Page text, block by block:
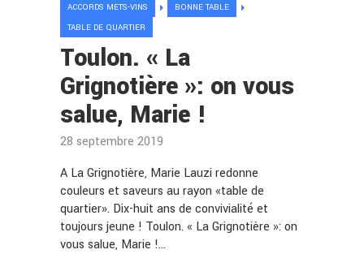
ACCORDS METS-VINS
BONNE TABLE
TABLE DE QUARTIER
Toulon. « La
Grignotière »: on vous
salue, Marie !
28 septembre 2019
A La Grignotière, Marie Lauzi redonne
couleurs et saveurs au rayon «table de
quartier». Dix-huit ans de convivialité et
toujours jeune ! Toulon. « La Grignotière »: on
vous salue, Marie !…